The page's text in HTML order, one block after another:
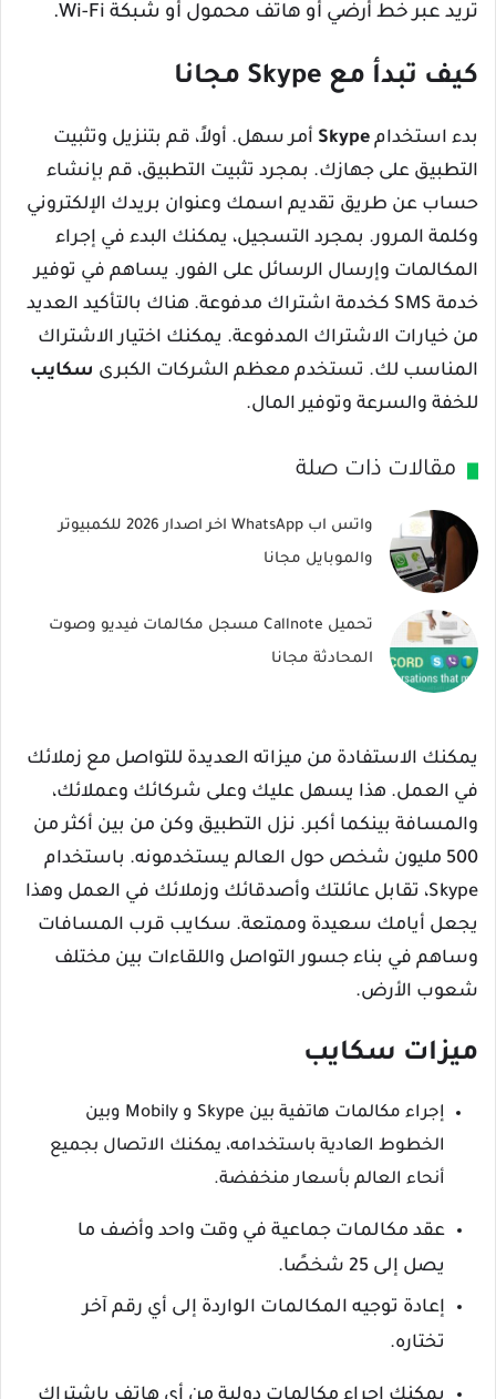
تريد عبر خط أرضي أو هاتف محمول أو شبكة Wi-Fi.
كيف تبدأ مع Skype مجانا
بدء استخدام Skype أمر سهل. أولاً، قم بتنزيل وتثبيت
التطبيق على جهازك. بمجرد تثبيت التطبيق، قم بإنشاء
حساب عن طريق تقديم اسمك وعنوان بريدك الإلكتروني
وكلمة المرور. بمجرد التسجيل، يمكنك البدء في إجراء
المكالمات وإرسال الرسائل على الفور. يساهم في توفير
خدمة SMS كخدمة اشتراك مدفوعة. هناك بالتأكيد العديد
من خيارات الاشتراك المدفوعة. يمكنك اختيار الاشتراك
المناسب لك. تستخدم معظم الشركات الكبرى سكايب
للخفة والسرعة وتوفير المال.
مقالات ذات صلة
واتس اب WhatsApp اخر اصدار 2026 للكمبيوتر
والموبايل مجانا
تحميل Callnote مسجل مكالمات فيديو وصوت
المحادثة مجانا
يمكنك الاستفادة من ميزاته العديدة للتواصل مع زملائك
في العمل. هذا يسهل عليك وعلى شركائك وعملائك،
والمسافة بينكما أكبر. نزل التطبيق وكن من بين أكثر من
500 مليون شخص حول العالم يستخدمونه. باستخدام
Skype، تقابل عائلتك وأصدقائك وزملائك في العمل وهذا
يجعل أيامك سعيدة وممتعة. سكايب قرب المسافات
وساهم في بناء جسور التواصل واللقاءات بين مختلف
شعوب الأرض.
ميزات سكايب
إجراء مكالمات هاتفية بين Skype و Mobily وبين
الخطوط العادية باستخدامه، يمكنك الاتصال بجميع
أنحاء العالم بأسعار منخفضة.
عقد مكالمات جماعية في وقت واحد وأضف ما
يصل إلى 25 شخصًا.
إعادة توجيه المكالمات الواردة إلى أي رقم آخر
تختاره.